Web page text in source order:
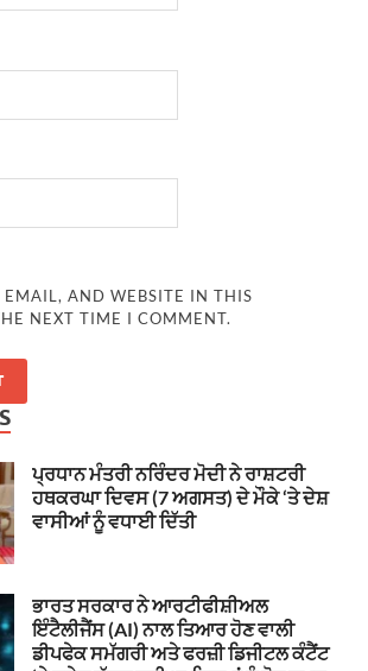
EMAIL, AND WEBSITE IN THIS
NEXT TIME I COMMENT.
ਪ੍ਰਧਾਨ ਮੰਤਰੀ ਨਰਿੰਦਰ ਮੋਦੀ ਨੇ ਰਾਸ਼ਟਰੀ
ਹਥਕਰਘਾ ਦਿਵਸ (7 ਅਗਸਤ) ਦੇ ਮੌਕੇ ‘ਤੇ ਦੇਸ਼
ਵਾਸੀਆਂ ਨੂੰ ਵਧਾਈ ਦਿੱਤੀ
ਭਾਰਤ ਸਰਕਾਰ ਨੇ ਆਰਟੀਫੀਸ਼ੀਅਲ
ਇੰਟੈਲੀਜੈਂਸ (AI) ਨਾਲ ਤਿਆਰ ਹੋਣ ਵਾਲੀ
ਡੀਪਫੇਕ ਸਮੱਗਰੀ ਅਤੇ ਫਰਜ਼ੀ ਡਿਜੀਟਲ ਕੰਟੈਂਟ